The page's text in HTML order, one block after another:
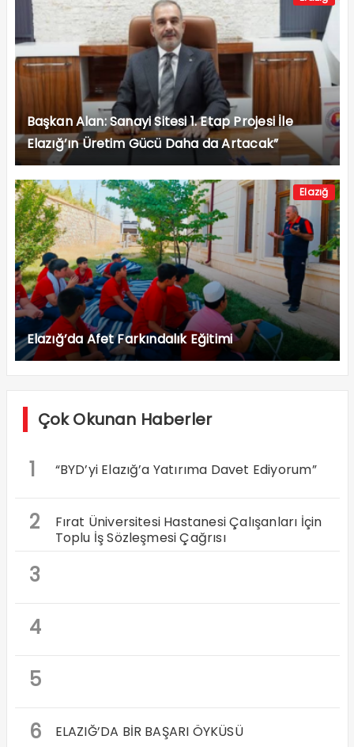
Başkan Alan: Sanayi Sitesi 1. Etap Projesi İle
Elazığ’ın Üretim Gücü Daha da Artacak”
Elazığ
Elazığ’da Afet Farkındalık Eğitimi
Çok Okunan Haberler
1 “BYD’yi Elazığ’a Yatırıma Davet Ediyorum”
2
Fırat Üniversitesi Hastanesi Çalışanları İçin
Toplu İş Sözleşmesi Çağrısı
3
4
5
6
ELAZIĞ’DA BİR BAŞARI ÖYKÜSÜ